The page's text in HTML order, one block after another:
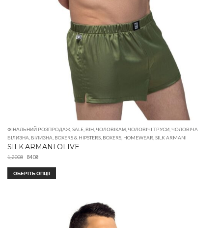
ФІНАЛЬНИЙ РОЗПРОДАЖ SALE ВІН ЧОЛОВІКАМ ЧОЛОВІЧІ ТРУСИ ЧОЛОВІЧА
БІЛИЗНА БІЛИЗНА BOXERS & HIPSTERS BOXERS HOMEWEAR SILK ARMANI
SILK ARMANI OLIVE
1,200₴ 840₴
ОБЕРІТЬ ОПЦІЇ